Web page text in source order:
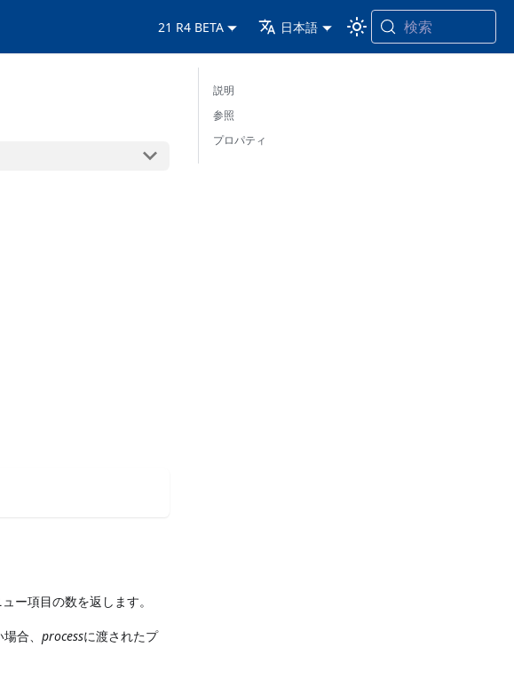
21 R4 BETA 日本語 検索
ー項目の数を返します。
場合、processに渡されたプ
説明
参照
プロパティ